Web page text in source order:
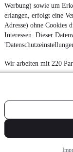
Werbung) sowie um
erlangen, erfolgt eine
Adresse) ohne Cookies
Interessen. Dieser
Wir arbeiten mit 220